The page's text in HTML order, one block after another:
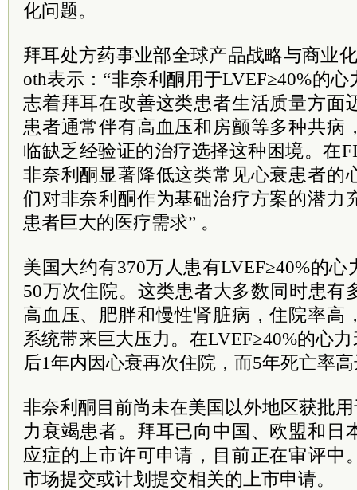
化问题。
拜耳处方药事业部全球产品战略与商业
oth表示：“非奈利酮用于LVEF≥40%的
志着拜耳在改善这类患者生活质量方面
患者通常伴有高血压和房颤等多种共病
临缺乏经验证的治疗选择这种困境。在
非奈利酮显著降低这类常见心衰患者的
们对非奈利酮作为基础治疗方案的潜力
患者巨大的医疗需求” 。
美国大约有370万人患有LVEF≥40%的
50万次住院。这类患者大多数同时患有
高血压、肥胖和慢性肾脏病，住院率高
系统带来巨大压力。在LVEF≥40%的心
后1年内因心衰再次住院，而5年死亡率
非奈利酮目前尚未在美国以外地区获批
力衰竭患者。拜耳已向中国、欧盟和日
应症的上市许可申请，目前正在审评中
市场提交或计划提交相关的上市申请。